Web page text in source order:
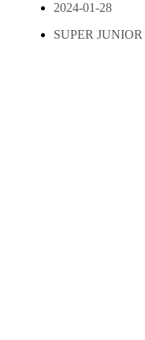
2024-01-28
SUPER JUNIOR